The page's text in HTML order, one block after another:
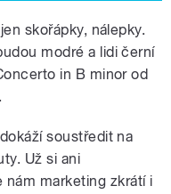
skořápky, nálepky.
modré a lidi černí
in B minor od
soustředit na
Už si ani
marketing zkrátí i